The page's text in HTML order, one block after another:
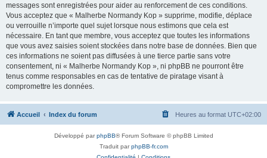
messages sont enregistrées pour aider au renforcement de ces conditions.
Vous acceptez que « Malherbe Normandy Kop » supprime, modifie, déplace
ou verrouille n’importe quel sujet lorsque nous estimons que cela est
nécessaire. En tant que membre, vous acceptez que toutes les informations
que vous avez saisies soient stockées dans notre base de données. Bien que
ces informations ne soient pas diffusées à une tierce partie sans votre
consentement, ni « Malherbe Normandy Kop », ni phpBB ne pourront être
tenus comme responsables en cas de tentative de piratage visant à
compromettre les données.
Accueil Index du forum Heures au format UTC+02:00
Développé parphpBB® Forum Software © phpBB Limited
Traduit parphpBB-fr.com